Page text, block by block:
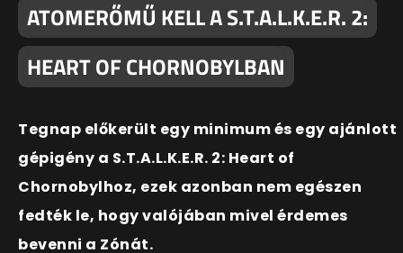
ATOMERŐMŰ KELL A S.T.A.L.K.E.R. 2:
HEART OF CHORNOBYLBAN
Tegnap előkerült egy minimum és egy ajánlott
gépigény a S.T.A.L.K.E.R. 2: Heart of
Chornobylhoz, ezek azonban nem egészen
fedték le, hogy valójában mivel érdemes
bevenni a Zónát.